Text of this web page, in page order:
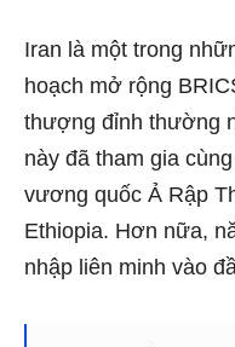
Iran là một trong
hoạch mở rộng
thượng đỉnh thường
này đã tham gia
vương quốc Ả Rập
Ethiopia. Hơn nữa,
nhập liên minh vào